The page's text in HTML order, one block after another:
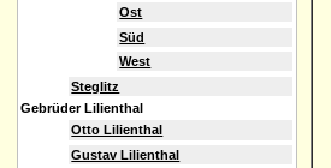
Ost
Süd
West
Steglitz
Gebrüder Lilienthal
Otto Lilienthal
Gustav Lilienthal